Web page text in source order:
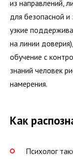
из направлений,
для безопасной
узкие
на линии
обучение с
знаний человек
намерения.
Как
Психолог